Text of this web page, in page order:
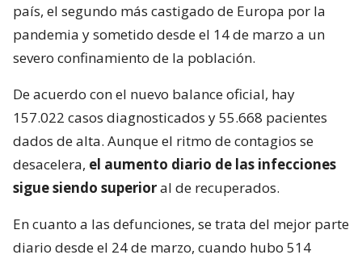
país, el segundo más castigado de Europa por la
pandemia y sometido desde el 14 de marzo a un
severo confinamiento de la población.
De acuerdo con el nuevo balance oficial, hay
157.022 casos diagnosticados y 55.668 pacientes
dados de alta. Aunque el ritmo de contagios se
desacelera, el aumento diario de las infecciones
sigue siendo superioral de recuperados.
En cuanto a las defunciones, se trata del mejor parte
diario desde el 24 de marzo, cuando hubo 514